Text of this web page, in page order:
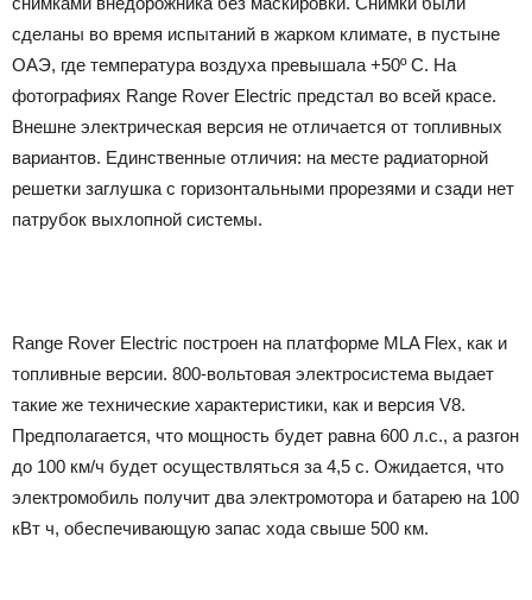
сделаны во время испытаний в жарком климате, в пустыне
ОАЭ, где температура воздуха превышала +50º С. На
фотографиях Range Rover Electric предстал во всей красе.
Внешне электрическая версия не отличается от топливных
вариантов. Единственные отличия: на месте радиаторной
решетки заглушка с горизонтальными прорезями и сзади нет
патрубок выхлопной системы.
Range Rover Electric построен на платформе MLA Flex, как и
топливные версии. 800-вольтовая электросистема выдает
такие же технические характеристики, как и версия V8.
Предполагается, что мощность будет равна 600 л.с., а разгон
до 100 км/ч будет осуществляться за 4,5 с. Ожидается, что
электромобиль получит два электромотора и батарею на 100
кВт ч, обеспечивающую запас хода свыше 500 км.